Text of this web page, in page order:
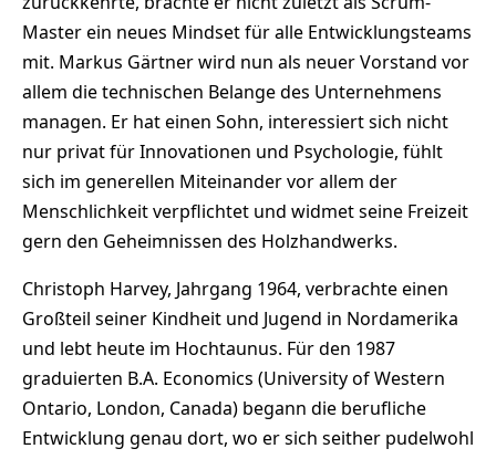
Master ein neues Mindset für alle Entwicklungsteams
mit. Markus Gärtner wird nun als neuer Vorstand vor
allem die technischen Belange des Unternehmens
managen. Er hat einen Sohn, interessiert sich nicht
nur privat für Innovationen und Psychologie, fühlt
sich im generellen Miteinander vor allem der
Menschlichkeit verpflichtet und widmet seine Freizeit
gern den Geheimnissen des Holzhandwerks.
Christoph Harvey, Jahrgang 1964, verbrachte einen
Großteil seiner Kindheit und Jugend in Nordamerika
und lebt heute im Hochtaunus. Für den 1987
graduierten B.A. Economics (University of Western
Ontario, London, Canada) begann die berufliche
Entwicklung genau dort, wo er sich seither pudelwohl